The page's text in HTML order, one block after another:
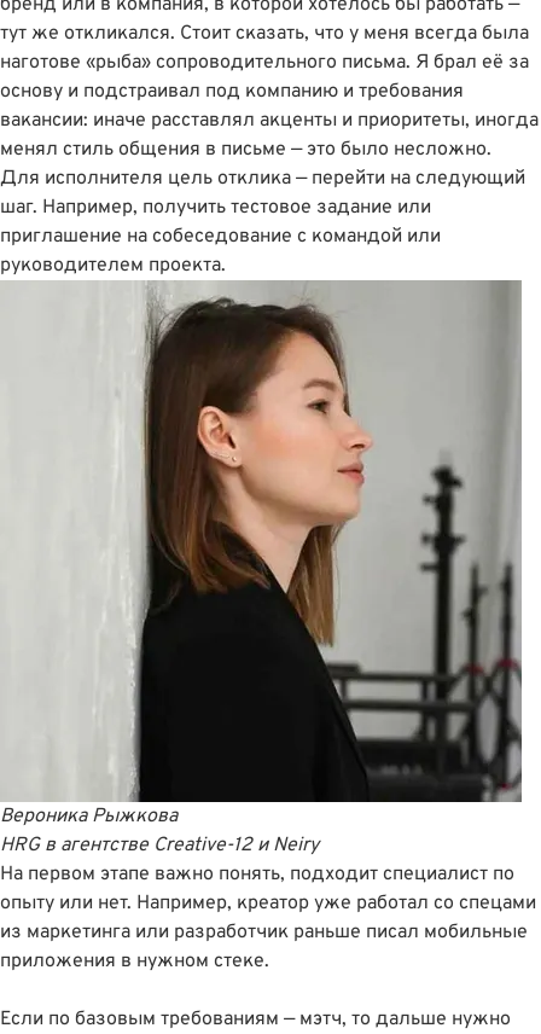
тут же откликался. Стоит сказать, что у меня всегда была
наготове «рыба» сопроводительного письма. Я брал её за
основу и подстраивал под компанию и требования
вакансии: иначе расставлял акценты и приоритеты, иногда
менял стиль общения в письме — это было несложно.
Для исполнителя цель отклика — перейти на следующий
шаг. Например, получить тестовое задание или
приглашение на собеседование с командой или
руководителем проекта.
Вероника Рыжкова
HRGв агентстве Creative-12 и Neiry
На первом этапе важно понять, подходит специалист по
опыту или нет. Например, креатор уже работал со спецами
из маркетинга или разработчик раньше писал мобильные
приложения в нужном стеке.
Если по базовым требованиям — мэтч, то дальше нужно